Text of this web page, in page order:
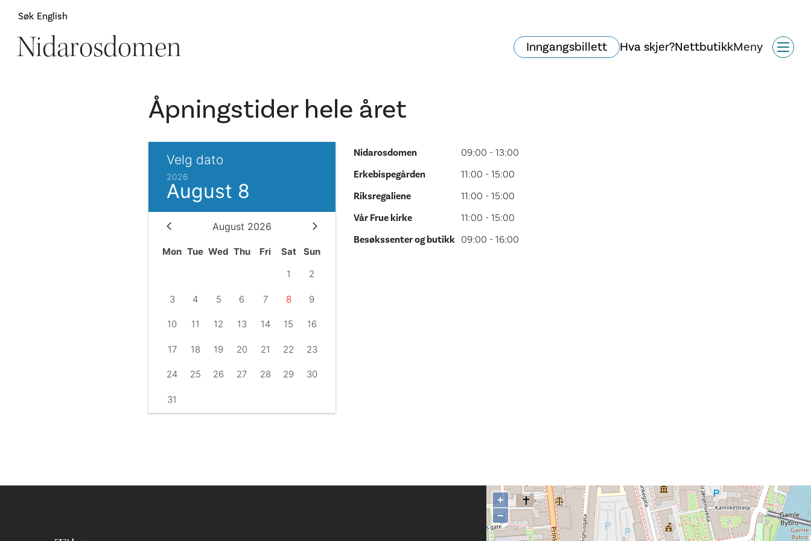
Søk English
Nidarosdomen Inngangsbillett Hva skjer?NettbutikkMeny
Åpningstider hele året
Velg dato
2026
August 8
August 2026
Mon Tue Wed Thu Fri Sat
Sun
1
2
3 4 5 6 7 8 9
10 11 12 13 14 15 16
17 18 19 20 21 22 23
24 25 26 27 28 29 30
31
Nidarosdomen
09:00 - 13:00
Erkebispegården
11:00 - 15:00
Riksregaliene
11:00 - 15:00
Vår Frue kirke
11:00 - 15:00
Besøkssenter og butikk 09:00 - 16:00
+
−